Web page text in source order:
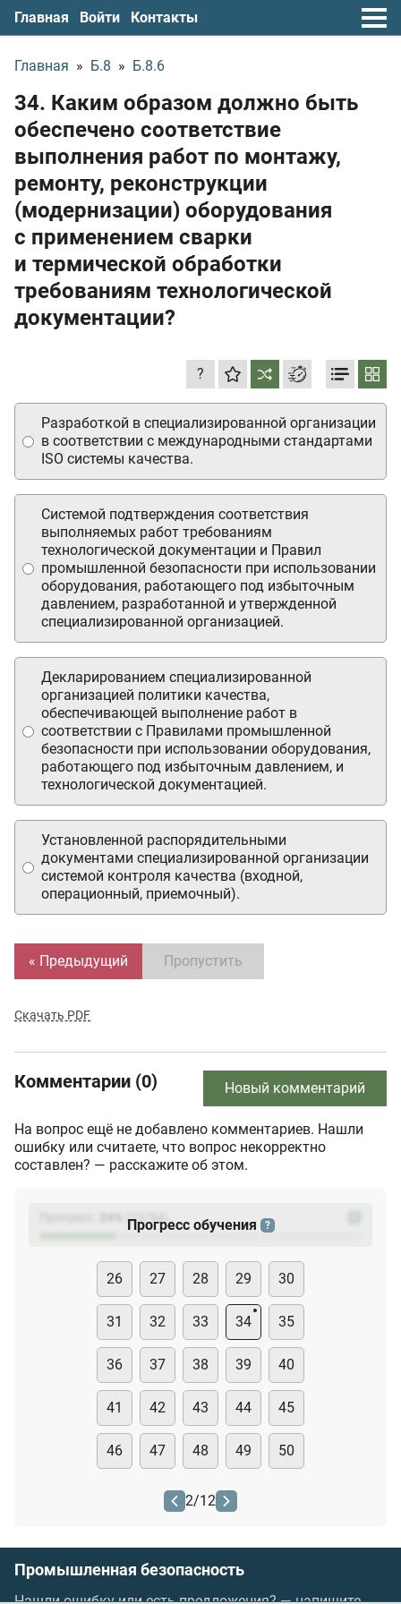
Главная Войти Контакты
Главная » Б.8 » Б.8.6
34. Каким образом должно быть
обеспечено соответствие
выполнения работ по монтажу,
ремонту, реконструкции
(модернизации) оборудования
с применением сварки
и термической обработки
требованиям технологической
документации?
?
Декларированием специализированной
организацией политики качества,
обеспечивающей выполнение работ в
соответствии с Правилами промышленной
безопасности при использовании оборудования,
работающего под избыточным давлением, и
технологической документацией.
Системой подтверждения соответствия
выполняемых работ требованиям
технологической документации и Правил
промышленной безопасности при использовании
оборудования, работающего под избыточным
давлением, разработанной и утвержденной
специализированной организацией.
Разработкой в специализированной организации
в соответствии с международными стандартами
ISO системы качества.
Установленной распорядительными
документами специализированной организации
системой контроля качества (входной,
операционный, приемочный).
« Предыдущий Пропустить
Скачать PDF
Комментарии (0) Новый комментарий
На вопрос ещё не добавлено комментариев. Нашли
ошибку или считаете, что вопрос некорректно
составлен? — расскажите об этом.
(23
Прогресс обучения ?
26 27 28 29 30
31 32 33 34 35
36 37 38 39 40
41 42 43 44 45
46 47 48 49 50
2/12
Промышленная безопасность